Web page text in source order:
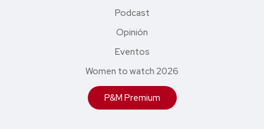
Podcast
Opinión
Eventos
Women to watch 2026
P&M Premium